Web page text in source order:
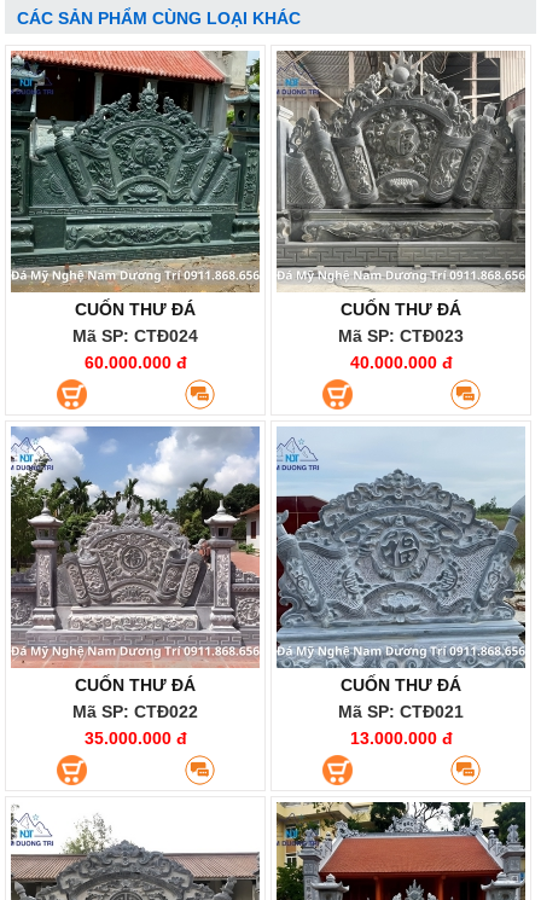
CÁC SẢN PHẨM CÙNG LOẠI KHÁC
CUỐN THƯ ĐÁ
Mã SP: CTĐ024
60.000.000 đ
CUỐN THƯ ĐÁ
Mã SP: CTĐ023
40.000.000 đ
CUỐN THƯ ĐÁ
Mã SP: CTĐ022
35.000.000 đ
CUỐN THƯ ĐÁ
Mã SP: CTĐ021
13.000.000 đ